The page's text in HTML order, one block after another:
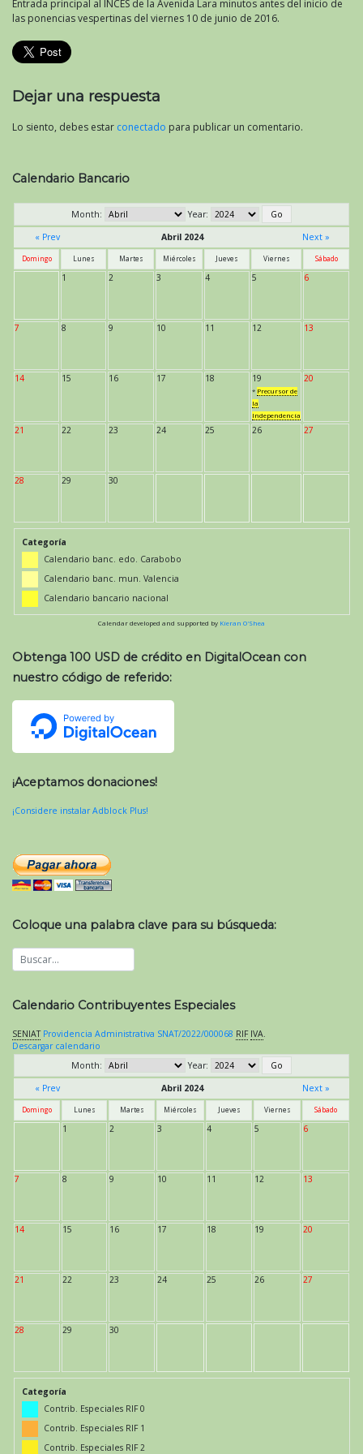
Entrada principal al INCES de la Avenida Lara minutos antes del inicio de
las ponencias vespertinas del viernes 10 de junio de 2016.
Dejar una respuesta
Lo siento, debes estar conectado para publicar un comentario.
Calendario Bancario
Month:
Year:
« Prev
Abril 2024 Next »
Domingo Lunes Martes Miércoles Jueves Viernes Sábado
1 2 3 4 5 6
7 8 9 10 11 12 13
14 15 16 17 18 19
* Precursor de
la
Independencia
20
21 22 23 24 25 26 27
28 29 30
Categoría
Calendario banc. edo. Carabobo
Calendario banc. mun. Valencia
Calendario bancario nacional
Calendar developed and supported by Kieran O'Shea
Obtenga 100 USD de crédito en DigitalOcean con
nuestro código de referido:
¡Aceptamos donaciones!
¡Considere instalar Adblock Plus!
Coloque una palabra clave para su búsqueda:
Calendario Contribuyentes Especiales
SENIAT Providencia Administrativa SNAT/2022/000068 RIF IVA
Descargar calendario
Month:
Year:
« Prev
Abril 2024 Next »
Domingo Lunes Martes Miércoles Jueves Viernes Sábado
1 2 3 4 5 6
7 8 9 10 11 12 13
14 15 16 17 18 19 20
21 22 23 24 25 26 27
28 29 30
Categoría
Contrib. Especiales RIF 0
Contrib. Especiales RIF 1
Contrib. Especiales RIF 2